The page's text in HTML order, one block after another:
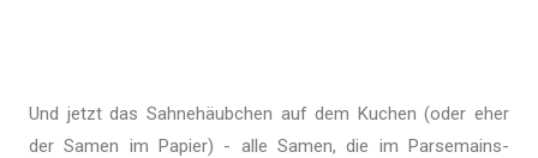
Und jetzt das Sahnehäubchen auf dem Kuchen (oder eher
der Samen im Papier) - alle Samen, die im Parsemains-